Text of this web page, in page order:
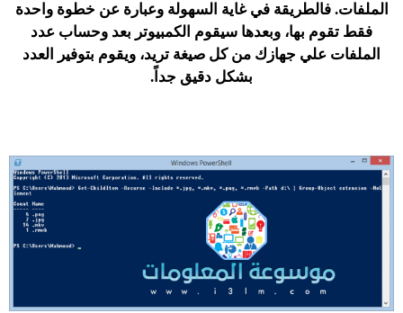
الملفات. فالطريقة في غاية السهولة وعبارة عن خطوة واحدة
فقط تقوم بها، وبعدها سيقوم الكمبيوتر بعد وحساب عدد
الملفات علي جهازك من كل صيغة تريد، ويقوم بتوفير العدد
بشكل دقيق جداً.